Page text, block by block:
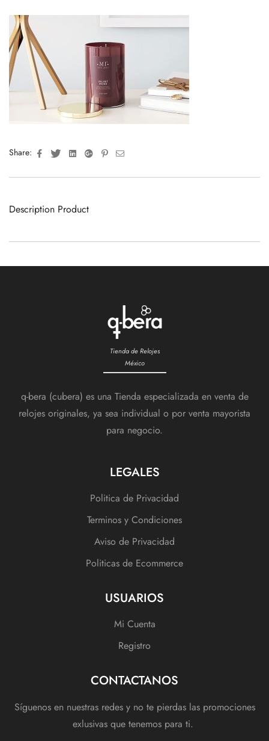
Share: FacebookTwitterLinkedinGoogle+Pinterest
Email
Description Product
Tienda de Relojes
México
q-bera (cubera) es una Tienda especializada en venta de
relojes originales, ya sea individual o por venta mayorista
para negocio.
LEGALES
Politica de Privacidad
Terminos y Condiciones
Aviso de Privacidad
Politicas de Ecommerce
USUARIOS
Mi Cuenta
Registro
CONTACTANOS
Síguenos en nuestras redes y no te pierdas las promociones
exlusivas que tenemos para ti.